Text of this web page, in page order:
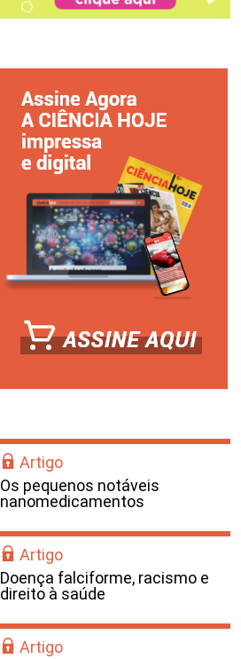
Artigo
Os pequenos notáveis
nanomedicamentos
Artigo
Doença falciforme, racismo e
direito à saúde
Artigo